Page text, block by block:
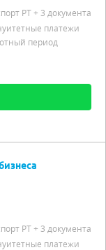
РT+ 3 документа
платежи
период
РT+ 3 документа
платежи